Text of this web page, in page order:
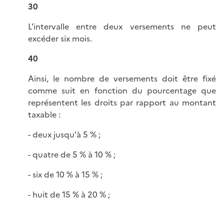
30
L'intervalle entre deux versements ne peut
excéder six mois.
40
Ainsi, le nombre de versements doit être fixé
comme suit en fonction du pourcentage que
représentent les droits par rapport au montant
taxable :
- deux jusqu'à 5 % ;
- quatre de 5 % à 10 % ;
- six de 10 % à 15 % ;
- huit de 15 % à 20 % ;